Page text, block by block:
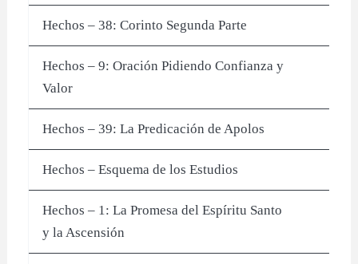
Hechos – 38: Corinto Segunda Parte
Hechos – 9: Oración Pidiendo Confianza y
Valor
Hechos – 39: La Predicación de Apolos
Hechos – Esquema de los Estudios
Hechos – 1: La Promesa del Espíritu Santo
y la Ascensión